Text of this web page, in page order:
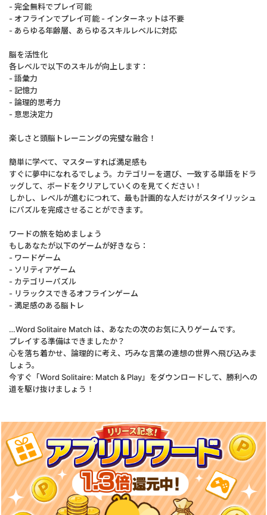
- 完全無料でプレイ可能
- オフラインでプレイ可能 - インターネットは不要
- あらゆる年齢層、あらゆるスキルレベルに対応
脳を活性化
各レベルで以下のスキルが向上します：
- 語彙力
- 記憶力
- 論理的思考力
- 意思決定力
楽しさと頭脳トレーニングの完璧な融合！
簡単に学べて、マスターすれば満足感も
すぐに夢中になれるでしょう。カテゴリーを選び、一致する単語をドラ
ッグして、ボードをクリアしていくのを見てください！
しかし、レベルが進むにつれて、最も計画的な人だけがスタイリッシュ
にパズルを完成させることができます。
ワードの旅を始めましょう
もしあなたが以下のゲームが好きなら：
- ワードゲーム
- ソリティアゲーム
- カテゴリーパズル
- リラックスできるオフラインゲーム
- 満足感のある脳トレ
…Word Solitaire Match は、あなたの次のお気に入りゲームです。
プレイする準備はできましたか？
心を落ち着かせ、論理的に考え、巧みな言葉の連想の世界へ飛び込みま
しょう。
今すぐ「Word Solitaire: Match & Play」をダウンロードして、勝利への
道を駆け抜けましょう！